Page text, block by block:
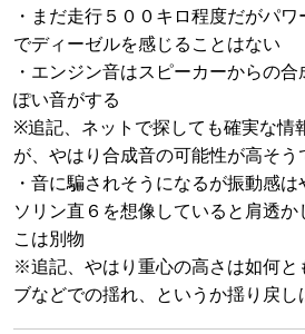
・まだ走行５００キロ程度だがパ
でディーゼルを感じることはない
・エンジン音はスピーカーからの
ぽい音がする
※追記、ネットで探しても確実な情
が、やはり合成音の可能性が高そう
・音に騙されそうになるが振動感
ソリン直６を想像していると肩透
こは別物
※追記、やはり重心の高さは如何と
ブなどでの揺れ、というか揺り戻し